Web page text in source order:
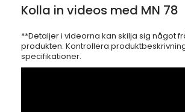
Kolla in videos med MN 78
**Detaljer i videorna kan skilja sig något
produkten. Kontrollera
specifikationer.